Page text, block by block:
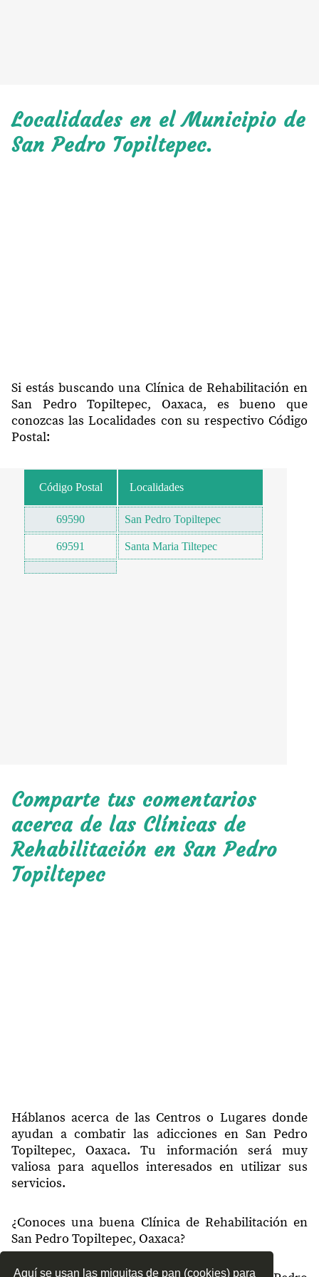
Aquí se usan las miguitas de pan (cookies) para
Localidades en el Municipio de
San Pedro Topiltepec.
Si estás buscando una Clínica de Rehabilitación en
San Pedro Topiltepec, Oaxaca, es bueno que
conozcas las Localidades con su respectivo Código
Postal:
Código Postal Localidades
69590 San Pedro Topiltepec
69591 Santa Maria Tiltepec
Comparte tus comentarios
acerca de las Clínicas de
Rehabilitación en San Pedro
Topiltepec
Háblanos acerca de las Centros o Lugares donde
ayudan a combatir las adicciones en San Pedro
Topiltepec, Oaxaca. Tu información será muy
valiosa para aquellos interesados en utilizar sus
servicios.
¿Conoces una buena Clínica de Rehabilitación en
San Pedro Topiltepec, Oaxaca?